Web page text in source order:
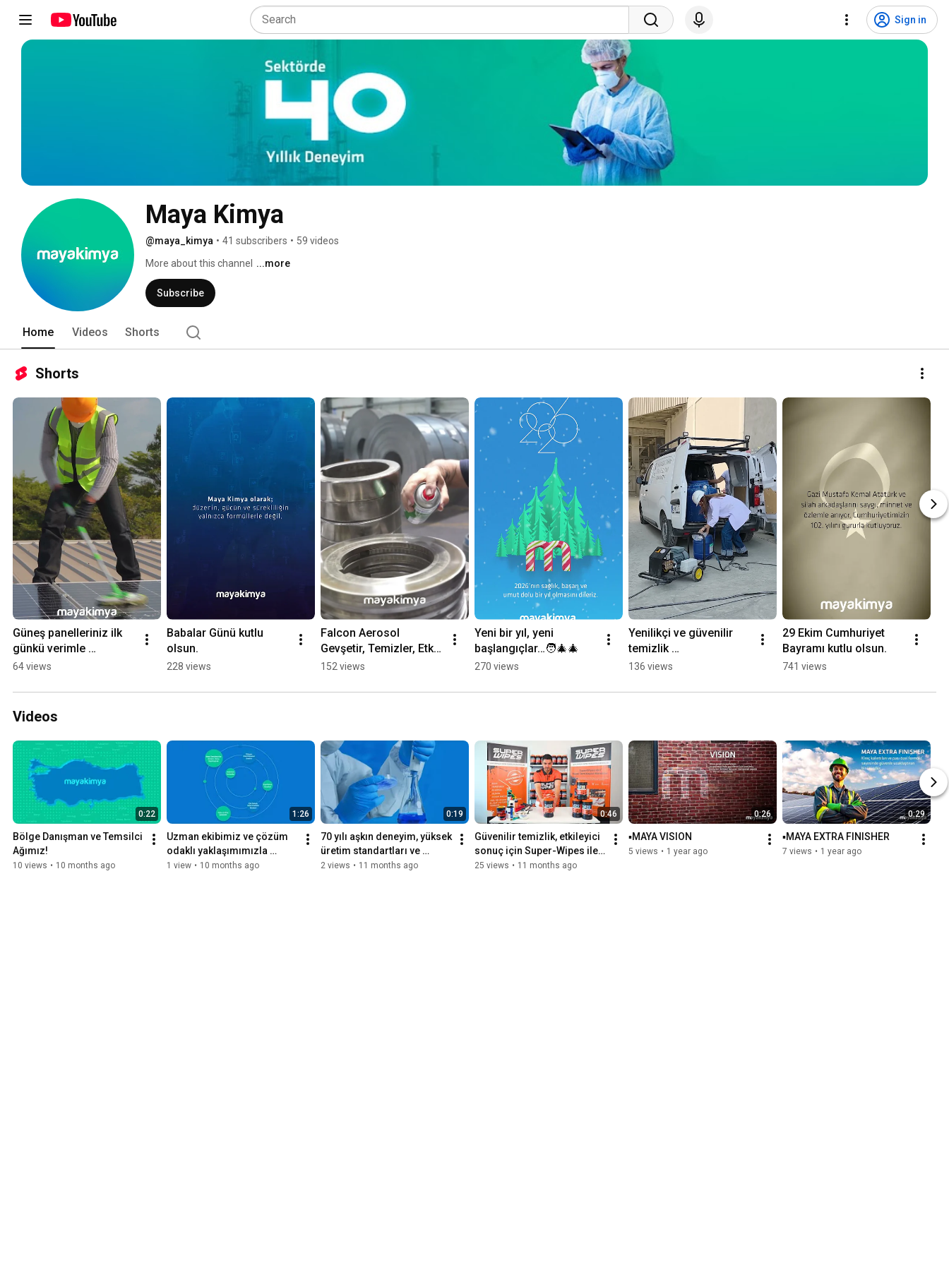
Sign in
Maya Kimya
@maya_kimya • 41 subscribers • 59 videos
More about this channel
...more
Subscribe
Home Videos Shorts
Shorts
Güneş panelleriniz ilk
günkü verimle
çalışmıyor mu?
64 views
Babalar Günü kutlu
olsun.
228 views
Falcon Aerosol
Gevşetir, Temizler, Etki
Eder!
152 views
Yeni bir yıl, yeni
başlangıçlar…🧑‍🎄🎄
270 views
Yenilikçi ve güvenilir
temizlik
çözümlerimizle, Adana
Merkezi’ndeyiz!
136 views
29 Ekim Cumhuriyet
Bayramı kutlu olsun.
741 views
Videos
0:22
Bölge Danışman ve Temsilci
Ağımız!
10 views • 10 months ago
1:26
Uzman ekibimiz ve çözüm
odaklı yaklaşımımızla
sektörde fark yaratıyoruz!
1 view • 10 months ago
0:19
70 yılı aşkın deneyim, yüksek
üretim standartları ve
çözüm odaklı
2 views • 11 months ago
0:46
Güvenilir temizlik, etkileyici
sonuç için Super-Wipes ile
tanışın!
25 views • 11 months ago
0:26
▪️MAYA VISION
5 views • 1 year ago
0:29
▪️MAYA EXTRA FINISHER
7 views • 1 year ago